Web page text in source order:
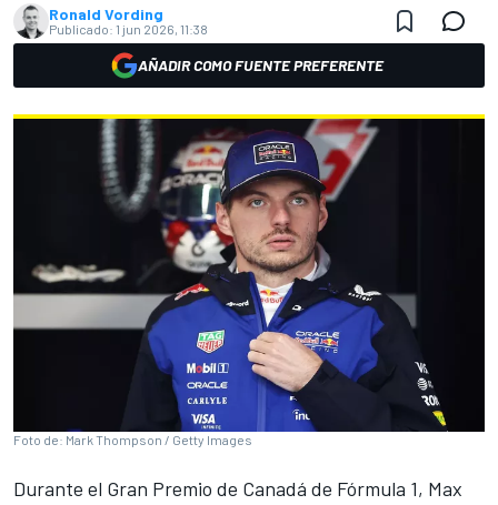
Ronald Vording
Publicado: 1 jun 2026, 11:38
AÑADIR COMO FUENTE PREFERENTE
Foto de: Mark Thompson / Getty Images
Durante el Gran Premio de Canadá de Fórmula 1, Max